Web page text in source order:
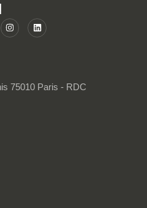
75010 Paris - RDC